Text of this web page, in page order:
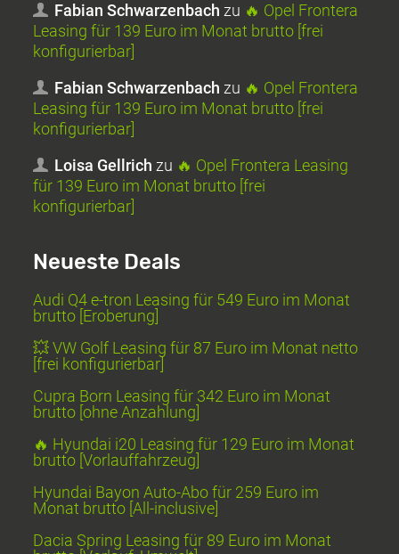
Fabian Schwarzenbach zu 🔥 Opel Frontera
Leasing für 139 Euro im Monat brutto [frei
konfigurierbar]
Fabian Schwarzenbach zu 🔥 Opel Frontera
Leasing für 139 Euro im Monat brutto [frei
konfigurierbar]
Loisa Gellrich zu 🔥 Opel Frontera Leasing
für 139 Euro im Monat brutto [frei
konfigurierbar]
Neueste Deals
Audi Q4 e-tron Leasing für 549 Euro im Monat
brutto [Eroberung]
💥 VW Golf Leasing für 87 Euro im Monat netto
[frei konfigurierbar]
Cupra Born Leasing für 342 Euro im Monat
brutto [ohne Anzahlung]
🔥 Hyundai i20 Leasing für 129 Euro im Monat
brutto [Vorlauffahrzeug]
Hyundai Bayon Auto-Abo für 259 Euro im
Monat brutto [All-inclusive]
Dacia Spring Leasing für 89 Euro im Monat